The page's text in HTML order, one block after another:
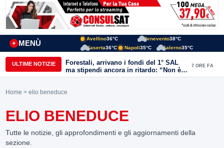
MENÙ
+
Avellino36°C Benevento38°C
Caserta36°C Napoli35°C Salerno35°C
ULTIME NOTIZIE
Forestali, arrivano i fondi del 1° SAL
ma stipendi ancora in ritardo: “Non è
più sostenibile”
7 ORE FA
Home > elio beneduce
ELIO BENEDUCE
Tutte le notizie, gli approfondimenti e gli aggiornamenti della
sezione.